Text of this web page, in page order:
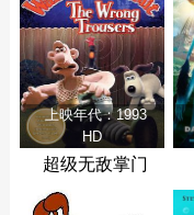
上映年代：1993
HD
超级无敌掌门
狗：引鹅入室